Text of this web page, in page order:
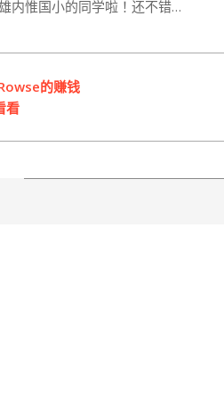
内惟国小的同学啦！还不错…
的赚钱
看